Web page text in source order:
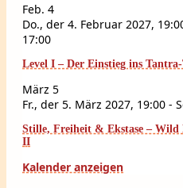
Feb. 4
Do., der 4. Februar 2027,
17:00
Level I – Der Einstieg ins
März 5
Fr., der 5. März 2027, 19:00 -
Stille, Freiheit & Ekstase – Wild
II
Kalender anzeigen